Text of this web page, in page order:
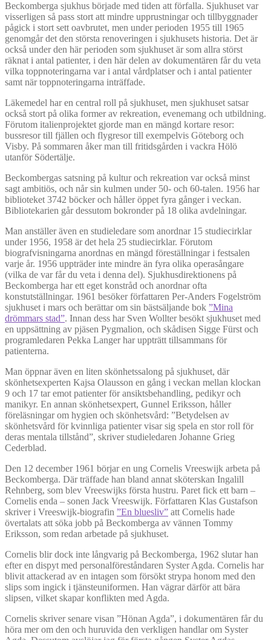
Beckomberga sjukhus började med tiden att förfalla. Sjukhuset var
visserligen så pass stort att mindre upprustningar och tillbyggnader
pågick i stort sett oavbrutet, men under perioden 1955 till 1965
genomgår det den största renoveringen i sjukhusets historia. Det är
också under den här perioden som sjukhuset är som allra störst
räknat i antal patienter, i den här delen av dokumentären får du veta
vilka toppnoteringarna var i antal vårdplatser och i antal patienter
samt när toppnoteringarna inträffade.
Läkemedel har en central roll på sjukhuset, men sjukhuset satsar
också stort på olika former av rekreation, evenemang och utbildning.
Förutom italienprojektet gjorde man en mängd kortare resor:
bussresor till fjällen och flygresor till exempelvis Göteborg och
Visby. På sommaren åker man till fritidsgården i vackra Hölö
utanför Södertälje.
Beckombergas satsning på kultur och rekreation var också minst
sagt ambitiös, och når sin kulmen under 50- och 60-talen. 1956 har
biblioteket 3742 böcker och håller öppet fyra gånger i veckan.
Bibliotekarien går dessutom bokronder på 18 olika avdelningar.
Man anställer även en studieledare som anordnar 15 studiecirklar
under 1956, 1958 är det hela 25 studiecirklar. Förutom
biografvisningarna anordnas en mängd föreställningar i festsalen
varje år. 1956 uppträder inte mindre än fyra olika operasångare
(vilka de var får du veta i denna del). Sjukhusdirektionens på
Beckomberga har ett eget konstråd och anordnar ofta
konstutställningar. 1961 besöker författaren Per-Anders Fogelström
sjukhuset i mars och berättar om sin bästsäljande bok ”Mina
drömmars stad”. Innan dess har Sven Wollter besökt sjukhuset med
en uppsättning av pjäsen Pygmalion, och skådisen Sigge Fürst och
programledaren Pekka Langer har uppträtt tillsammans för
patienterna.
Man öppnar även en liten skönhetssalong på sjukhuset, där
skönhetsexperten Kajsa Olausson en gång i veckan mellan klockan
9 och 17 tar emot patienter för ansiktsbehandling, pedikyr och
manikyr. En annan skönhetsexpert, Gunnel Eriksson, håller
föreläsningar om hygien och skönhetsvård: ”Betydelsen av
skönhetsvård för kvinnliga patienter visar sig spela en stor roll för
deras mentala tillstånd”, skriver studieledaren Johanne Grieg
Cederblad.
Den 12 december 1961 börjar en ung Cornelis Vreeswijk arbeta på
Beckomberga. Där träffade han bland annat sköterskan Ingalill
Rehnberg, som blev Vreeswijks första hustru. Paret fick ett barn –
Cornelis enda – sonen Jack Vreeswijk. Författaren Klas Gustafson
skriver i Vreeswijk-biografin ”En bluesliv” att Cornelis hade
övertalats att söka jobb på Beckomberga av vännen Tommy
Eriksson, som redan arbetade på sjukhuset.
Cornelis blir dock inte långvarig på Beckomberga, 1962 slutar han
efter en dispyt med personalföreståndaren Syster Agda. Cornelis har
blivit attackerad av en intagen som försökt strypa honom med den
slips som ingick i tjänsteuniformen. Han vägrar därför att bära
slipsen, vilket skapar konflikten med Agda.
Cornelis skriver senare visan ”Hönan Agda”, i dokumentären får du
höra mer om den och huruvida den verkligen handlar om Syster